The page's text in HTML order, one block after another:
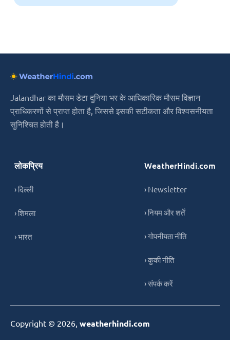
Jalandhar का मौसम डेटा दुनिया भर के आधिकारिक मौसम विज्ञान
प्राधिकरणों से प्राप्त होता है, जिससे इसकी सटीकता और विश्वसनीयता
सुनिश्चित होती है।
लोकप्रिय
› दिल्ली
› शिमला
› भारत
WeatherHindi.com
› Newsletter
› नियम और शर्तें
› गोपनीयता नीति
› कुकी नीति
› संपर्क करें
Copyright © 2026, weatherhindi.com